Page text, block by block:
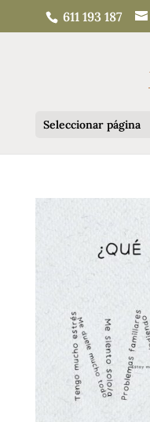
611 193 187
Seleccionar página